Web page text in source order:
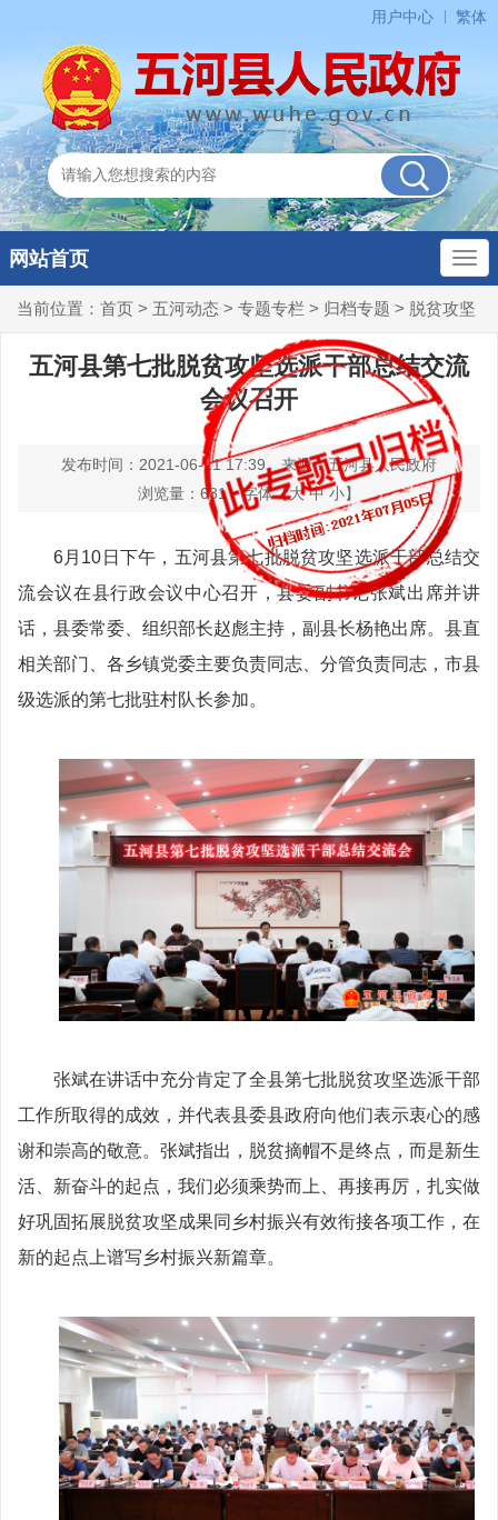
用户中心 繁体
网站首页
当前位置： 首页 > 五河动态 > 专题专栏 > 归档专题 > 脱贫攻坚
五河县第七批脱贫攻坚选派干部总结交流
会议召开
发布时间：2021-06-11 17:39
来源：五河县人民政府
浏览量： 681 字体【大 中 小】
6月10日下午，五河县第七批脱贫攻坚选派干部总结交
流会议在县行政会议中心召开，县委副书记张斌出席并讲
话，县委常委、组织部长赵彪主持，副县长杨艳出席。县直
相关部门、各乡镇党委主要负责同志、分管负责同志，市县
级选派的第七批驻村队长参加。
张斌在讲话中充分肯定了全县第七批脱贫攻坚选派干部
工作所取得的成效，并代表县委县政府向他们表示衷心的感
谢和崇高的敬意。张斌指出，脱贫摘帽不是终点，而是新生
活、新奋斗的起点，我们必须乘势而上、再接再厉，扎实做
好巩固拓展脱贫攻坚成果同乡村振兴有效衔接各项工作，在
新的起点上谱写乡村振兴新篇章。